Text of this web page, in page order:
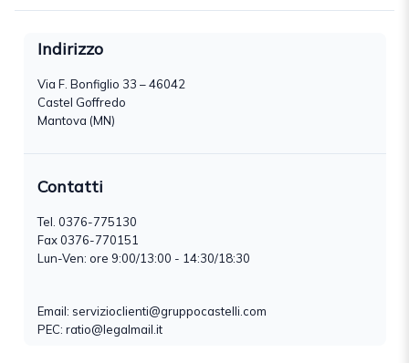
Indirizzo
Via F. Bonfiglio 33 – 46042
Castel Goffredo
Mantova (MN)
Contatti
Tel. 0376-775130
Fax 0376-770151
Lun-Ven: ore 9:00/13:00 - 14:30/18:30
Email: servizioclienti@gruppocastelli.com
PEC: ratio@legalmail.it